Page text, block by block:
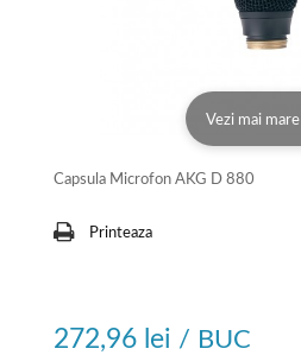
Vezi mai mare
Capsula Microfon AKG D 880
Printeaza
272,96 lei / BUC